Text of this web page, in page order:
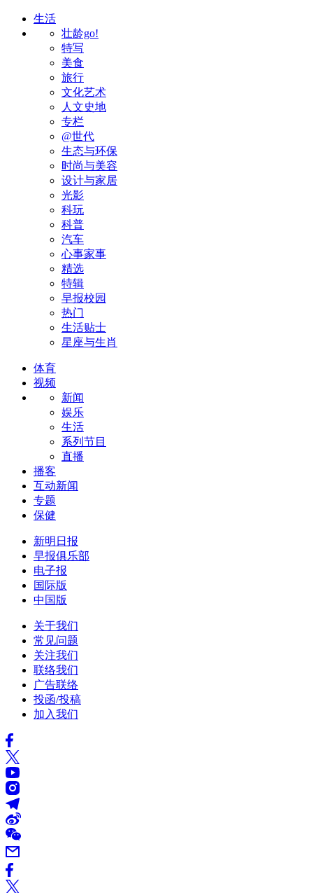
生活
壮龄go!
特写
美食
旅行
文化艺术
人文史地
专栏
@世代
生态与环保
时尚与美容
设计与家居
光影
科玩
科普
汽车
心事家事
精选
特辑
早报校园
热门
生活贴士
星座与生肖
体育
视频
新闻
娱乐
生活
系列节目
直播
播客
互动新闻
专题
保健
新明日报
早报俱乐部
电子报
国际版
中国版
关于我们
常见问题
关注我们
联络我们
广告联络
投函/投稿
加入我们